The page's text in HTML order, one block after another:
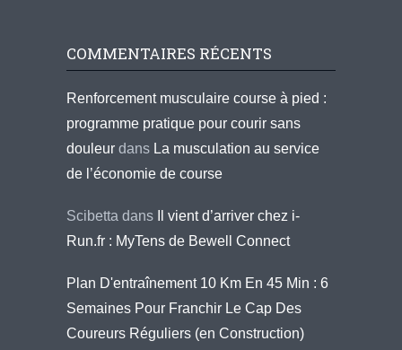
COMMENTAIRES RÉCENTS
Renforcement musculaire course à pied :
programme pratique pour courir sans
douleur dans La musculation au service
de l’économie de course
Scibetta dans
Il vient d’arriver chez i-
Run.fr : MyTens de Bewell Connect
Plan D'entraînement 10 Km En 45 Min : 6
Semaines Pour Franchir Le Cap Des
Coureurs Réguliers (en Construction)